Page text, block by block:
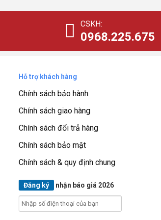
CSKH:
0968.225.675
Hỗ trợ khách hàng
Chính sách bảo hành
Chính sách giao hàng
Chính sách đổi trả hàng
Chính sách bảo mật
Chính sách & quy định chung
Đăng ký nhận báo giá 2026